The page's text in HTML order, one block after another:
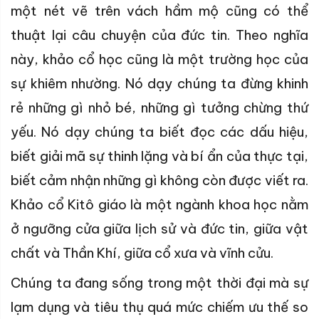
một nét vẽ trên vách hầm mộ cũng có thể
thuật lại câu chuyện của đức tin. Theo nghĩa
này, khảo cổ học cũng là một trường học của
sự khiêm nhường. Nó dạy chúng ta đừng khinh
rẻ những gì nhỏ bé, những gì tưởng chừng thứ
yếu. Nó dạy chúng ta biết đọc các dấu hiệu,
biết giải mã sự thinh lặng và bí ẩn của thực tại,
biết cảm nhận những gì không còn được viết ra.
Khảo cổ Kitô giáo là một ngành khoa học nằm
ở ngưỡng cửa giữa lịch sử và đức tin, giữa vật
chất và Thần Khí, giữa cổ xưa và vĩnh cửu.
Chúng ta đang sống trong một thời đại mà sự
lạm dụng và tiêu thụ quá mức chiếm ưu thế so